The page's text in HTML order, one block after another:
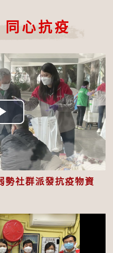
心抗疫
Play
Video
勢社群派發抗疫物資